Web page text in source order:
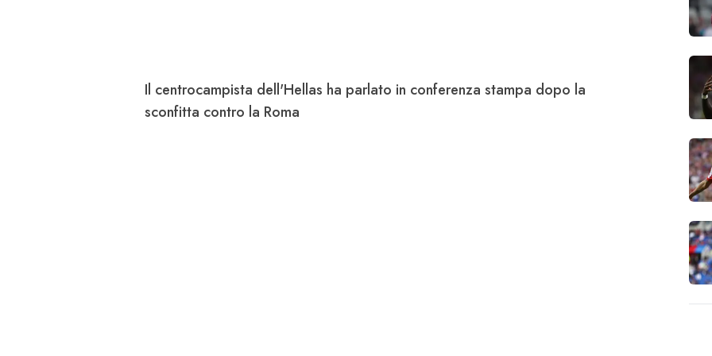
Il centrocampista dell'Hellas ha parlato in conferenza stampa dopo la
sconfitta contro la Roma